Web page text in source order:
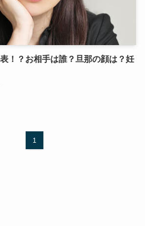
！？お相手は誰？旦那の顔は？妊
1